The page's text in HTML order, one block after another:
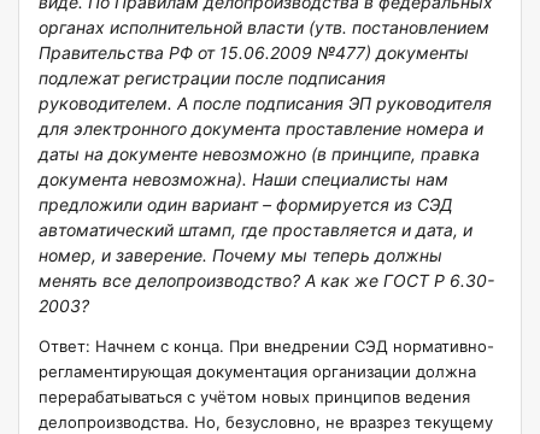
органах исполнительной власти (утв. постановлением
Правительства РФ от 15.06.2009 №477) документы
подлежат регистрации после подписания
руководителем. А после подписания ЭП руководителя
для электронного документа проставление номера и
даты на документе невозможно (в принципе, правка
документа невозможна). Наши специалисты нам
предложили один вариант – формируется из СЭД
автоматический штамп, где проставляется и дата, и
номер, и заверение. Почему мы теперь должны
менять все делопроизводство? А как же ГОСТ Р 6.30-
2003?
Ответ: Начнем с конца. При внедрении СЭД нормативно-
регламентирующая документация организации должна
перерабатываться с учётом новых принципов ведения
делопроизводства. Но, безусловно, не вразрез текущему